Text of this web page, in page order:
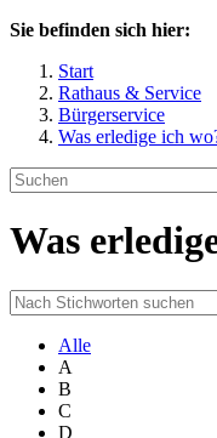
Sie befinden sich hier:
Start
Rathaus & Service
Bürgerservice
Was erledige ich
Was
Alle
A
B
C
D